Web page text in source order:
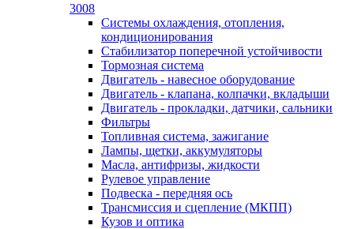
3008
Системы охлаждения, отопления,
кондиционирования
Стабилизатор поперечной устойчивости
Тормозная система
Двигатель - навесное оборудование
Двигатель - клапана, колпачки, вкладыши
Двигатель - прокладки, датчики, сальники
Фильтры
Топливная система, зажигание
Лампы, щетки, аккумуляторы
Масла, антифризы, жидкости
Рулевое управление
Подвеска - передняя ось
Трансмиссия и сцепление (МКПП)
Кузов и оптика